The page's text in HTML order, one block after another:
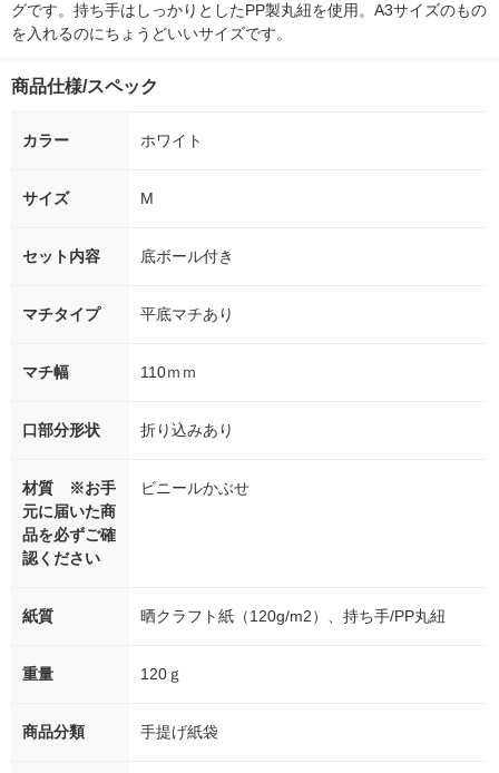
グです。持ち手はしっかりとしたPP製丸紐を使用。A3サイズのもの
を入れるのにちょうどいいサイズです。
商品仕様/スペック
カラー ホワイト
サイズ M
セット内容 底ボール付き
マチタイプ 平底マチあり
マチ幅 110ｍｍ
口部分形状 折り込みあり
材質 ※お手
元に届いた商
品を必ずご確
認ください
ビニールかぶせ
紙質 晒クラフト紙（120g/m2）、持ち手/PP丸紐
重量 120ｇ
商品分類 手提げ紙袋